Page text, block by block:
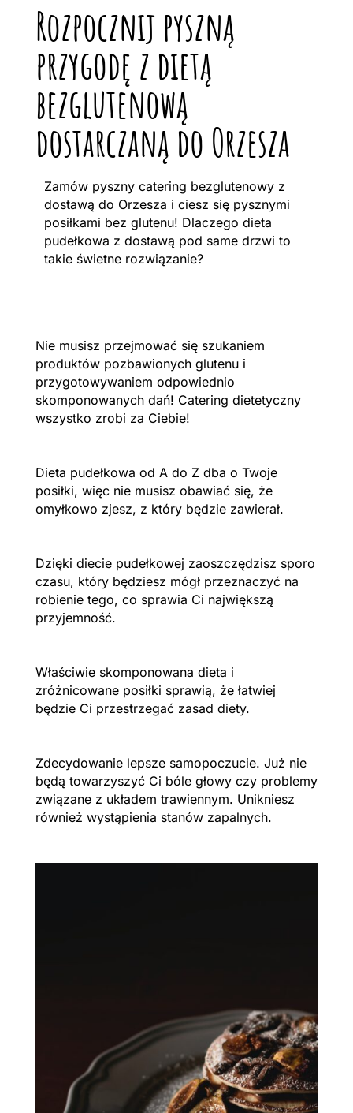
Rozpocznij pyszną
przygodę z dietą
bezglutenową
dostarczaną do Orzesza
Zamów pyszny catering bezglutenowy z
dostawą do Orzesza i ciesz się pysznymi
posiłkami bez glutenu! Dlaczego dieta
pudełkowa z dostawą pod same drzwi to
takie świetne rozwiązanie?
Nie musisz przejmować się szukaniem
produktów pozbawionych glutenu i
przygotowywaniem odpowiednio
skomponowanych dań! Catering dietetyczny
wszystko zrobi za Ciebie!
Dieta pudełkowa od A do Z dba o Twoje
posiłki, więc nie musisz obawiać się, że
omyłkowo zjesz, z który będzie zawierał.
Dzięki diecie pudełkowej zaoszczędzisz sporo
czasu, który będziesz mógł przeznaczyć na
robienie tego, co sprawia Ci największą
przyjemność.
Właściwie skomponowana dieta i
zróżnicowane posiłki sprawią, że łatwiej
będzie Ci przestrzegać zasad diety.
Zdecydowanie lepsze samopoczucie. Już nie
będą towarzyszyć Ci bóle głowy czy problemy
związane z układem trawiennym. Unikniesz
również wystąpienia stanów zapalnych.